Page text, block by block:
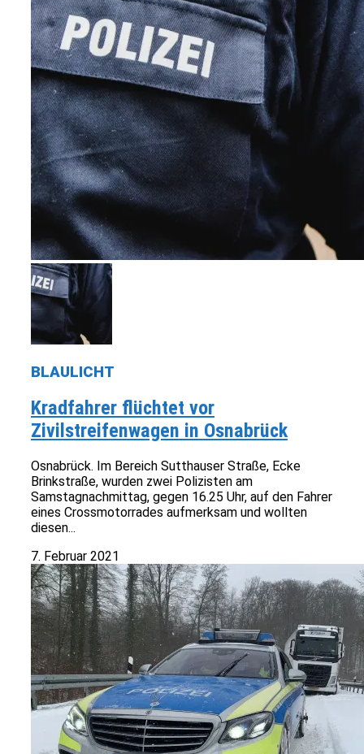
BLAULICHT
Kradfahrer flüchtet vor
Zivilstreifenwagen in Osnabrück
Osnabrück. Im Bereich Sutthauser Straße, Ecke
Brinkstraße, wurden zwei Polizisten am
Samstagnachmittag, gegen 16.25 Uhr, auf den Fahrer
eines Crossmotorrades aufmerksam und wollten
diesen...
7. Februar 2021